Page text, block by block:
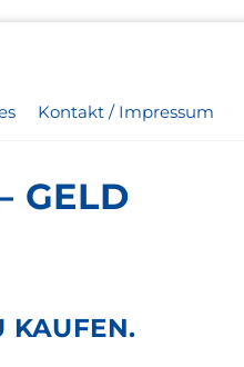
Kontakt / Impressum
GELD
KAUFEN.